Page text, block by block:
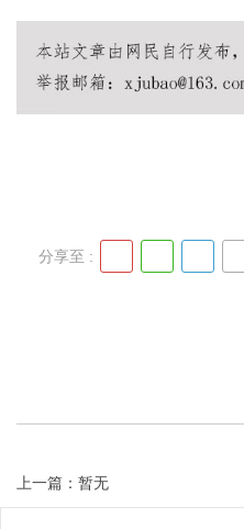
分享至 :
上一篇：暂无